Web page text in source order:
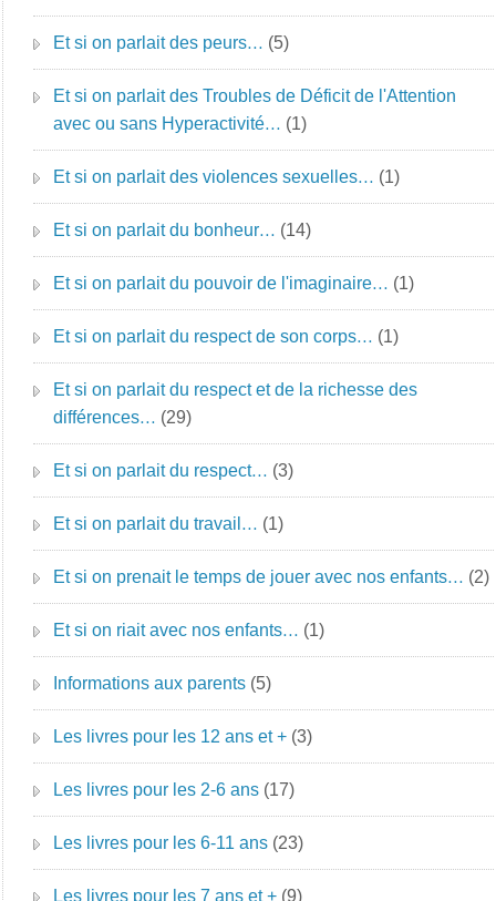
Et si on parlait des peurs… (5)
Et si on parlait des Troubles de Déficit de l'Attention
avec ou sans Hyperactivité… (1)
Et si on parlait des violences sexuelles… (1)
Et si on parlait du bonheur… (14)
Et si on parlait du pouvoir de l'imaginaire… (1)
Et si on parlait du respect de son corps… (1)
Et si on parlait du respect et de la richesse des
différences… (29)
Et si on parlait du respect… (3)
Et si on parlait du travail… (1)
Et si on prenait le temps de jouer avec nos enfants… (2)
Et si on riait avec nos enfants… (1)
Informations aux parents (5)
Les livres pour les 12 ans et + (3)
Les livres pour les 2-6 ans (17)
Les livres pour les 6-11 ans (23)
Les livres pour les 7 ans et + (9)